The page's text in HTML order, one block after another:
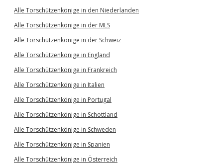
Alle Torschützenkönige in den Niederlanden
Alle Torschützenkönige in der MLS
Alle Torschützenkönige in der Schweiz
Alle Torschützenkönige in England
Alle Torschützenkönige in Frankreich
Alle Torschützenkönige in Italien
Alle Torschützenkönige in Portugal
Alle Torschützenkönige in Schottland
Alle Torschützenkönige in Schweden
Alle Torschützenkönige in Spanien
Alle Torschützenkönige in Österreich